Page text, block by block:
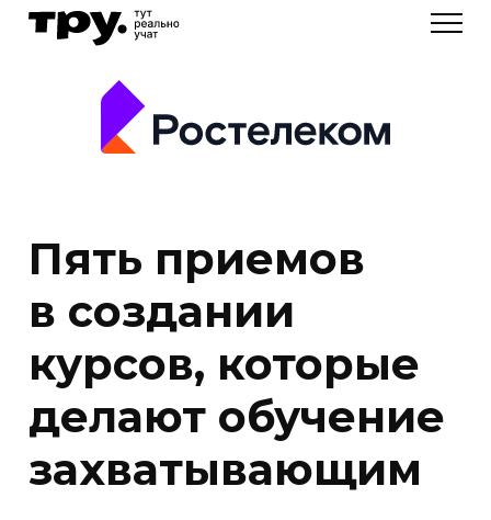
в создании
курсов, которые
делают обучение
захватывающим
Кейс по переупаковке